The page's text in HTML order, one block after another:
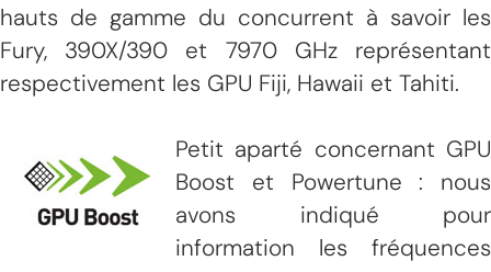
hauts de gamme du concurrent à savoir les
Fury, 390X/390 et 7970 GHz représentant
respectivement les GPU Fiji, Hawaii et Tahiti.
Petit aparté concernant GPU
Boost et Powertune : nous
avons indiqué pour
information les fréquences